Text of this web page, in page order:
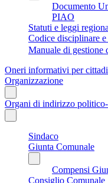
Documento
PIAO
Statuti e leggi
Codice disciplinare
Manuale di gestione
Oneri informativi per
Organizzazione
Organi di indirizzo
Sindaco
Giunta Comunale
Compensi
Consiglio Comunale